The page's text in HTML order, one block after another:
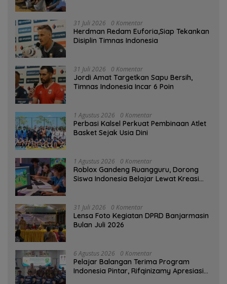
31 Juli 2026 0 Komentar
Herdman Redam Euforia,Siap Tekankan
Disiplin Timnas Indonesia
31 Juli 2026 0 Komentar
Jordi Amat Targetkan Sapu Bersih,
Timnas Indonesia Incar 6 Poin
1 Agustus 2026 0 Komentar
Perbasi Kalsel Perkuat Pembinaan Atlet
Basket Sejak Usia Dini
1 Agustus 2026 0 Komentar
Roblox Gandeng Ruangguru, Dorong
Siswa Indonesia Belajar Lewat Kreasi
31 Juli 2026 0 Komentar
Lensa Foto Kegiatan DPRD Banjarmasin
Bulan Juli 2026
6 Agustus 2026 0 Komentar
Pelajar Balangan Terima Program
Indonesia Pintar, Rifqinizamy Apresiasi